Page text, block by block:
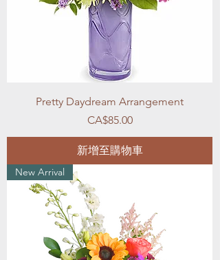
Pretty Daydream Arrangement
價格
CA$85.00
新增至購物車
New Arrival